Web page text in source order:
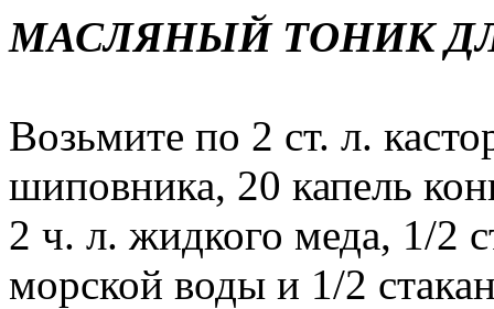
МАСЛЯНЫЙ ТОНИК
Возьмите по 2 ст. л.
шиповника, 20 капель
2 ч. л. жидкого меда, 1/2
морской воды и 1/2